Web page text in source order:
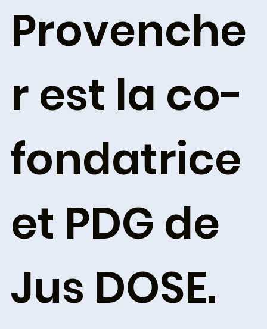
Provenche
r est la co-
fondatrice
et PDG de
Jus DOSE.